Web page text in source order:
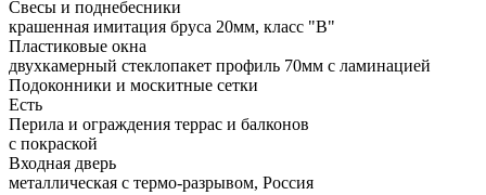
Свесы и поднебесники
крашенная имитация бруса 20мм, класс "В"
Пластиковые окна
двухкамерный стеклопакет профиль 70мм с ламинацией
Подоконники и москитные сетки
Есть
Перила и ограждения террас и балконов
с покраской
Входная дверь
металлическая с термо-разрывом, Россия